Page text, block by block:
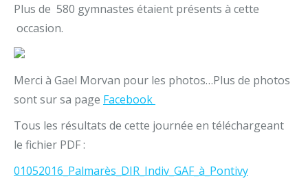
Plus de 580 gymnastes étaient présents à cette
occasion.
Merci à Gael Morvan pour les photos…Plus de photos
sont sur sa page Facebook
Tous les résultats de cette journée en téléchargeant
le fichier PDF :
01052016_Palmarès_DIR_Indiv_GAF_à_Pontivy